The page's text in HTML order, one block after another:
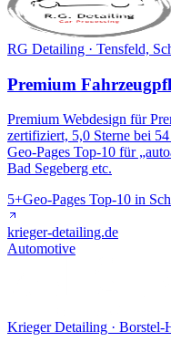
RG Detailing · Tensfeld,
Premium
Premium Webdesign für
zertifiziert, 5,0 Sterne bei
Geo-Pages Top-10 für
Bad Segeberg etc.
5+Geo-Pages Top-10 in
krieger-detailing.de
Automotive
Krieger Detailing · Borstel-